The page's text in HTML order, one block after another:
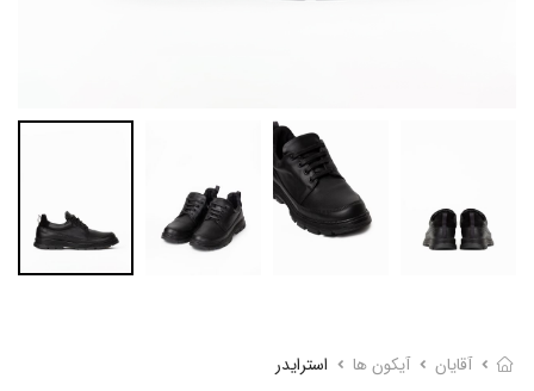
آقایان آیکون ها استرایدر